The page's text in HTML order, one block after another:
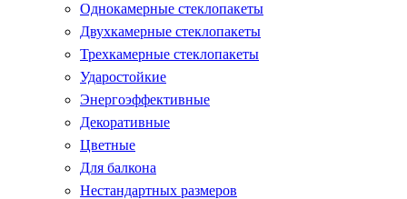
Однокамерные стеклопакеты
Двухкамерные стеклопакеты
Трехкамерные стеклопакеты
Ударостойкие
Энергоэффективные
Декоративные
Цветные
Для балкона
Нестандартных размеров